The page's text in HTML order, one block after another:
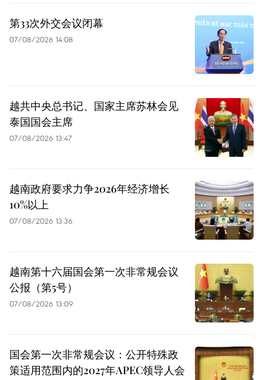
第33次外交会议闭幕
07/08/2026 14:08
越共中央总书记、国家主席苏林会见
泰国国会主席
07/08/2026 13:47
越南政府要求力争2026年经济增长
10%以上
07/08/2026 13:36
越南第十六届国会第一次非常规会议
公报（第5号）
07/08/2026 13:09
国会第一次非常规会议：公开特殊政
策适用范围内的2027年APEC领导人会